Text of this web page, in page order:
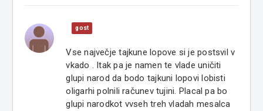
gost
Vse največje tajkune lopove si je postsvil v
vkado . Itak pa je namen te vlade uničiti
glupi narod da bodo tajkuni lopovi lobisti
oligarhi polnili računev tujini. Placal pa bo
glupi narodkot vvseh treh vladah mesalca